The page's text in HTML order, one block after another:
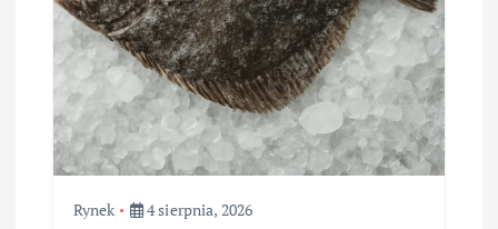
Rynek 4 sierpnia, 2026